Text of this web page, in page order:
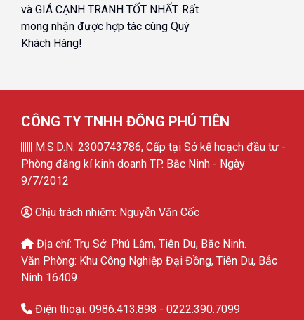
và GIÁ CẠNH TRANH TỐT NHẤT. Rất
mong nhận được hợp tác cùng Quý
Khách Hàng!
CÔNG TY TNHH ĐÔNG PHÚ TIÊN
M.S.D.N: 2300743786, Cấp tại Sở kế hoạch đầu tư -
Phòng đăng kí kinh doanh TP. Bắc Ninh - Ngày
9/7/2012
Chịu trách nhiệm: Nguyễn Văn Cốc
Địa chỉ: Trụ Sở: Phú Lâm, Tiên Du, Bắc Ninh.
Văn Phòng: Khu Công Nghiệp Đại Đồng, Tiên Du, Bắc
Ninh 16409
Điện thoại: 0986.413.898 - 0222.390.7099